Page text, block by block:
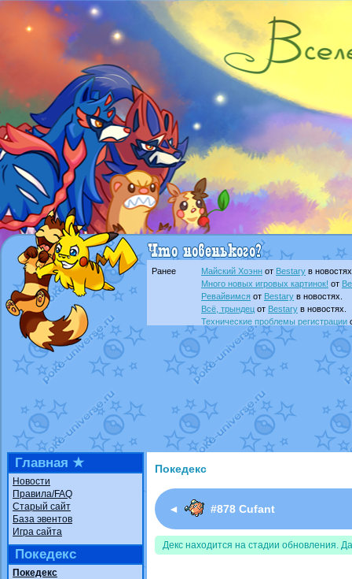
Ранее Майский Хоэнн от Bestary в
Много новых игровых картинок! от
Ревайвимся от Bestary в новостях.
Всё, трындец от Bestary в новостях.
Технические проблемы регистрации
доброе утро славянеот Dakkuв
Йолда и Мимикьюот MavisNyanCat
Недовольный котомангуст
от
The Dark Wishmakerот Randomon в
в
ilovearceus
Raging Boltот GraceDaFox
в
Shadow mismagius от
в
художник
от vicavica в фанарте.
Главная ★
Новости
Правила/FAQ
Старый сайт
База эвентов
Игра сайта
Покедекс
Покедекс
Покедекс
◄ #878 Cufant
Декс находится на стадии обновления.